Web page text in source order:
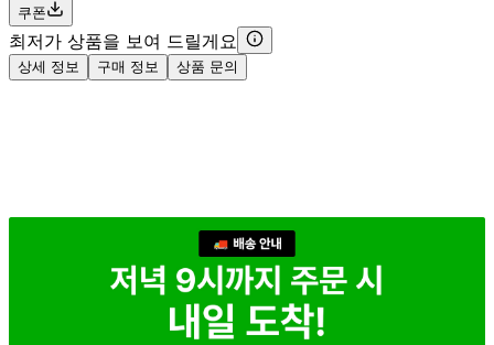
쿠폰
최저가 상품을 보여 드릴게요
상세 정보 구매 정보 상품 문의